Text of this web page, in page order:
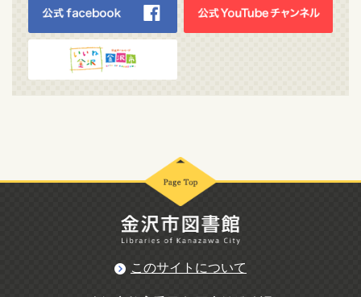
このサイトについて